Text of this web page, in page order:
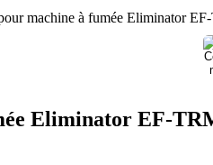
Eliminator EF-